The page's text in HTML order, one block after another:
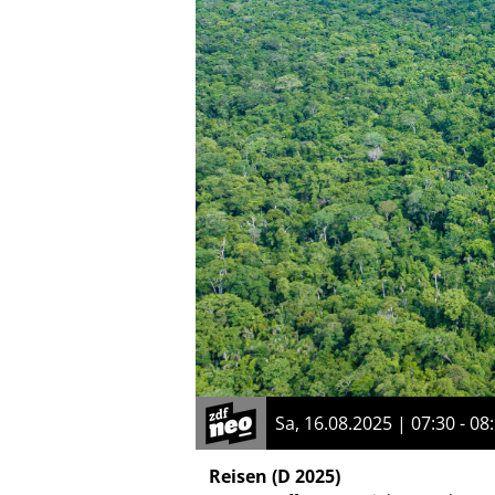
Sa, 16.08.2025 | 07:30 -
Reisen (D 2025)